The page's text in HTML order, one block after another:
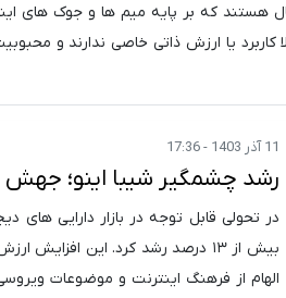
هستند که بر پایه میم ها و جوک های
کاربرد یا ارزش ذاتی خاصی ندارند و
11 آذر 1403 - 17:36
رشد چشمگیر شیبا اینو؛ جهش ۱۳ درصدی در بازار ارزهای دیجیتال
در تحولی قابل توجه در بازار دارایی های
بیش از ۱۳ درصد رشد کرد. این
الهام از فرهنگ اینترنت و موضوعات